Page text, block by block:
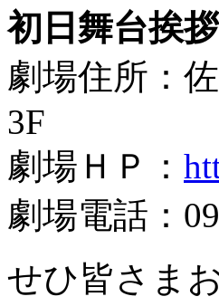
初日舞台挨拶
劇場住所：
3F
劇場ＨＰ：
劇場電話：
せひ皆さま